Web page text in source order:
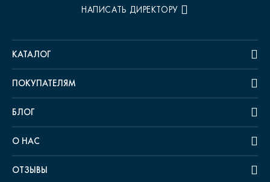
НАПИСАТЬ ДИРЕКТОРУ
КАТАЛОГ
ПОКУПАТЕЛЯМ
БЛОГ
О НАС
ОТЗЫВЫ